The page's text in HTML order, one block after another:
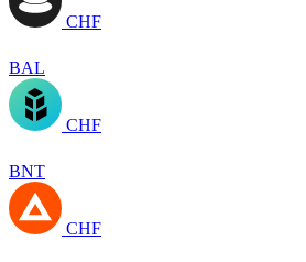
CHF
BAL
CHF
BNT
CHF